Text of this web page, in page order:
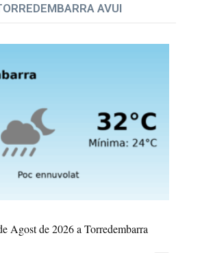
AVUI
Agost de 2026 a Torredembarra